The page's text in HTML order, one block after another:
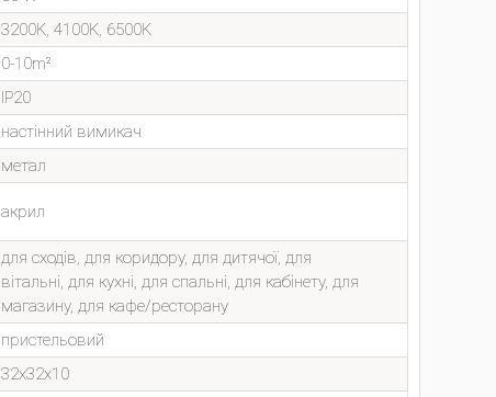
3200K, 4100K, 6500K
0-10m²
IP20
настінний вимикач
метал
акрил
для сходів, для коридору, для дитячої, для
вітальні, для кухні, для спальні, для кабінету, для
магазину, для кафе/ресторану
пристельовий
32x32x10